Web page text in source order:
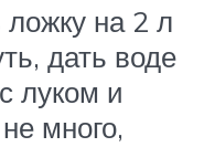
ложку на 2 л
дать воде
луком и
много,